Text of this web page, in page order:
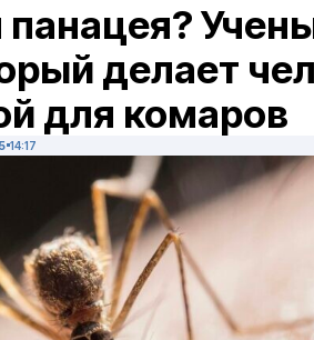
панацея?
делает
для комаров
14:17